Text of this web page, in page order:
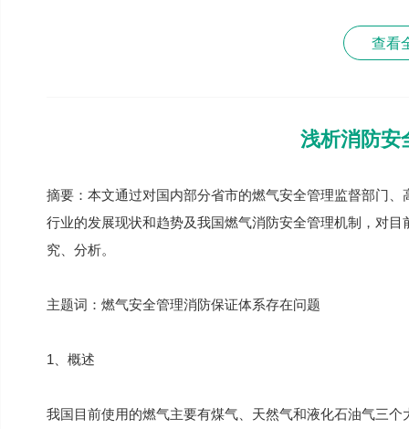
查看
浅析消防安
摘要：本文通过对国内部分省市的燃气安全管理监督部门
行业的发展现状和趋势及我国燃气消防安全管理机制，对
究、分析。
主题词：燃气安全管理消防保证体系存在问题
1、概述
我国目前使用的燃气主要有煤气、天然气和液化石油气三